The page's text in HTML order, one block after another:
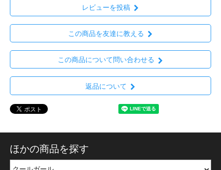
レビューを投稿
この商品を友達に教える
この商品について問い合わせる
返品について
ほかの商品を探す